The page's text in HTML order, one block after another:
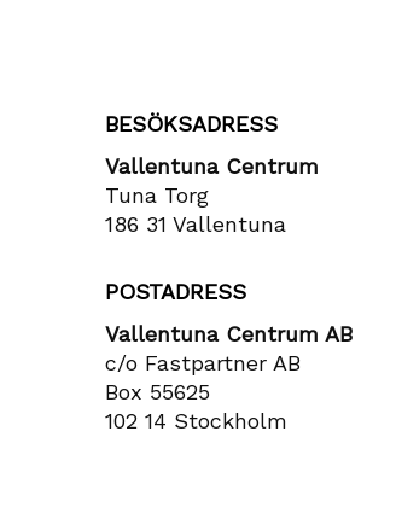
BESÖKSADRESS
Vallentuna Centrum
Tuna Torg
186 31 Vallentuna
POSTADRESS
Vallentuna Centrum AB
c/o Fastpartner AB
Box 55625
102 14 Stockholm